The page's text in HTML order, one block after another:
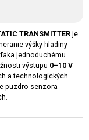
TRANSMITTER je
výšky hladiny
jednoduchému
výstupu 0–10 V
a technologických
puzdro senzora